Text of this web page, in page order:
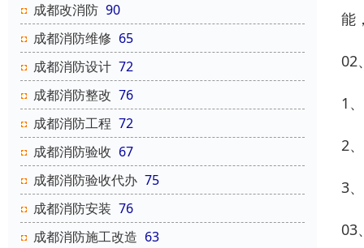
成都改消防 90
成都消防维修 65
成都消防设计 72
成都消防整改 76
成都消防工程 72
成都消防验收 67
成都消防验收代办 75
成都消防安装 76
成都消防施工改造 63
能
02
1
2
3
03